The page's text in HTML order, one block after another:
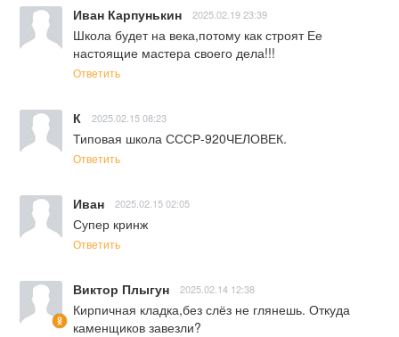
Иван Карпунькин 2025.02.19 23:39
Школа будет на века,потому как строят Ее
настоящие мастера своего дела!!!
Ответить
К 2025.02.15 08:23
Типовая школа СССР-920ЧЕЛОВЕК.
Ответить
Иван 2025.02.15 02:05
Супер кринж
Ответить
Виктор Плыгун 2025.02.14 12:38
Кирпичная кладка,без слёз не глянешь. Откуда
каменщиков завезли?